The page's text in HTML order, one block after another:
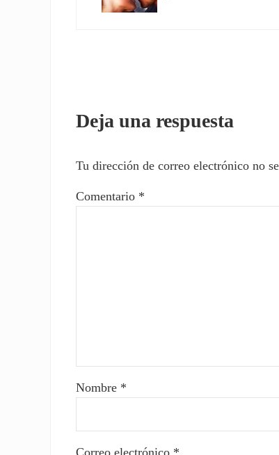
Deja una respuesta
Tu dirección de correo electrónico no
Comentario *
Nombre *
Correo electrónico *